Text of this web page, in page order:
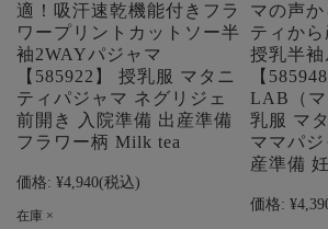
適！吸汗速乾機能付きフラ
ワープリントカットソー半
袖2WAYパジャマ
【585922】 授乳服 マタニ
ティパジャマ ネグリジェ
前開き 入院準備 出産準備
フラワー柄 Milk tea
価格: ¥4,940(税込)
在庫 ×
マの声
ティか
授乳半
【
LAB（
乳服 マ
ママパ
産準備
価格: